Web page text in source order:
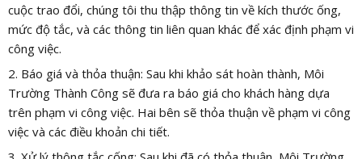
cuộc trao đổi, chúng tôi thu thập thông tin về kích thước ống,
mức độ tắc, và các thông tin liên quan khác để xác định phạm vi
công việc.
2. Báo giá và thỏa thuận: Sau khi khảo sát hoàn thành, Môi
Trường Thành Công sẽ đưa ra báo giá cho khách hàng dựa
trên phạm vi công việc. Hai bên sẽ thỏa thuận về phạm vi công
việc và các điều khoản chi tiết.